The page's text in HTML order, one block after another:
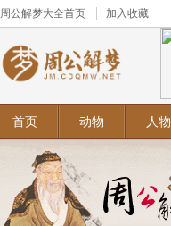
周公解梦大全首页 加入收藏
首页 动物 人物